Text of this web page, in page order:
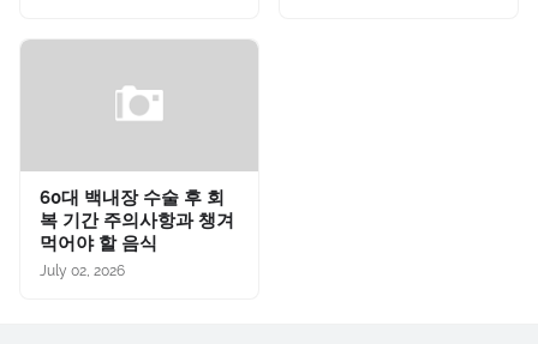
60대 백내장 수술 후 회
복 기간 주의사항과 챙겨
먹어야 할 음식
July 02, 2026